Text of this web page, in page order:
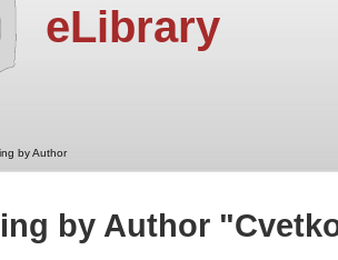
eLibrary
by Author
by Author